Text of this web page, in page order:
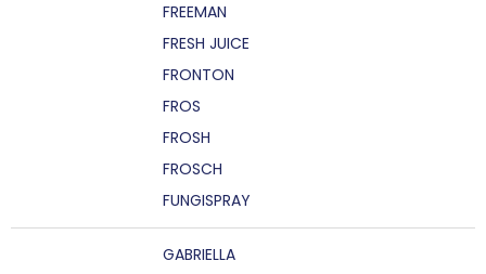
FREEMAN
FRESH JUICE
FRONTON
FROS
FROSH
FROSCH
FUNGISPRAY
GABRIELLA